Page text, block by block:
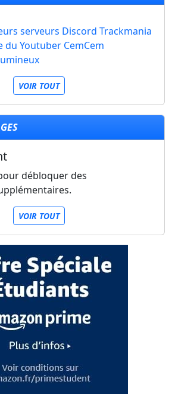
serveurs Discord Trackmania
du Youtuber CemCem
VOIR TOUT
débloquer des
VOIR TOUT